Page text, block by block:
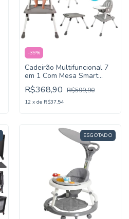
-39%
Cadeirão Multifuncional 7
em 1 Com Mesa Smart
Cinza - KaBaby
R$368,90 R$599,90
12 x de R$37,54
ESGOTADO